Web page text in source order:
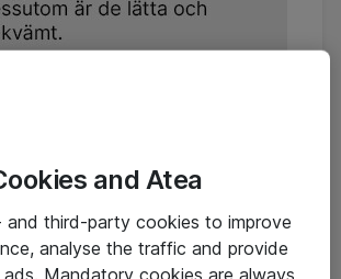
and Atea
and third-party cookies to improve
analyse the traffic and provide
ads. Mandatory cookies are always